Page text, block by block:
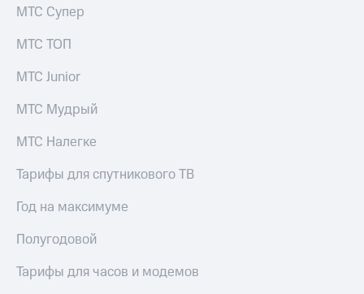
МТС Супер
МТС ТОП
МТС Junior
МТС Мудрый
МТС Налегке
Тарифы для спутникового ТВ
Год на максимуме
Полугодовой
Тарифы для часов и модемов